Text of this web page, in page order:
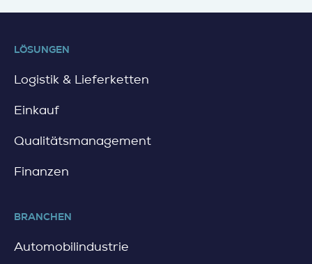
LÖSUNGEN
Logistik & Lieferketten
Einkauf
Qualitätsmanagement
Finanzen
BRANCHEN
Automobilindustrie